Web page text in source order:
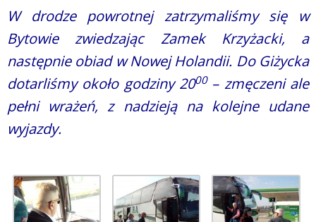
W drodze powrotnej zatrzymaliśmy się w
Bytowie zwiedzając Zamek Krzyżacki, a
następnie obiad w Nowej Holandii. Do Giżycka
dotarliśmy około godziny 2000 – zmęczeni ale
pełni wrażeń, z nadzieją na kolejne udane
wyjazdy.